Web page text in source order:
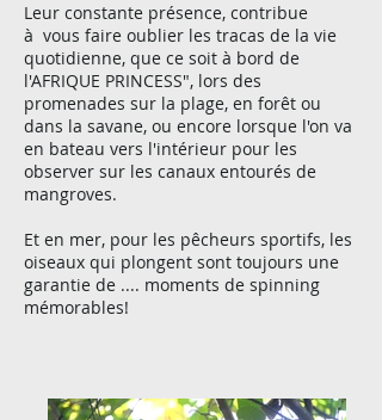
Leur constante présence, contribue
à vous faire oublier les tracas de la vie
quotidienne, que ce soit à bord de
l'AFRIQUE PRINCESS", lors des
promenades sur la plage, en forêt ou
dans la savane, ou encore lorsque l'on va
en bateau vers l'intérieur pour les
observer sur les canaux entourés de
mangroves.
Et en mer, pour les pêcheurs sportifs, les
oiseaux qui plongent sont toujours une
garantie de .... moments de spinning
mémorables!